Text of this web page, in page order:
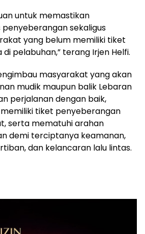
untuk memastikan
sekaligus
yang belum memiliki tiket
pelabuhan,” terang Irjen Helfi.
masyarakat yang akan
mudik maupun balik Lebaran
perjalanan dengan baik,
tiket penyeberangan
serta mematuhi arahan
demi terciptanya keamanan,
dan kelancaran lalu lintas.